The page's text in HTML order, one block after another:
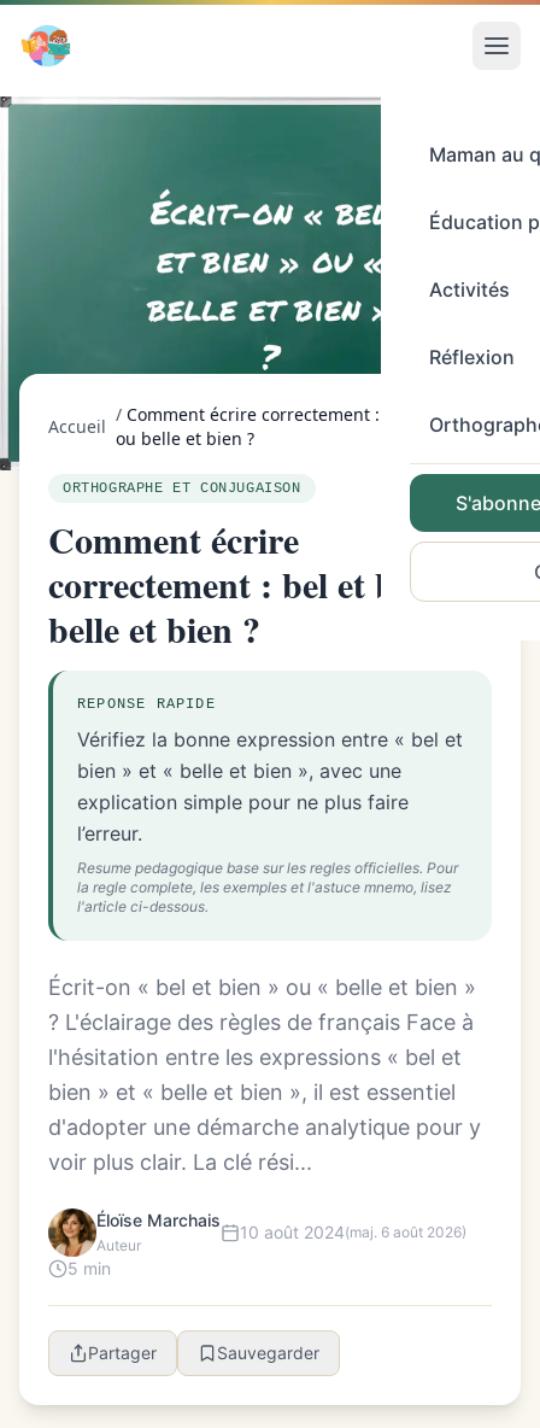
Maman au
Éducation
Activités
Réflexion
Accueil
/ Comment écrire correctement : bel et bien
ou belle et bien ?
ORTHOGRAPHE ET CONJUGAISON
Comment écrire
correctement : bel et bien ou
belle et bien ?
REPONSE RAPIDE
Vérifiez la bonne expression entre « bel et
bien » et « belle et bien », avec une
explication simple pour ne plus faire
l’erreur.
Resume pedagogique base sur les regles officielles. Pour
la regle complete, les exemples et l'astuce mnemo, lisez
l'article ci-dessous.
Écrit-on « bel et bien » ou « belle et bien »
? L'éclairage des règles de français Face à
l'hésitation entre les expressions « bel et
bien » et « belle et bien », il est essentiel
d'adopter une démarche analytique pour y
voir plus clair. La clé rési...
Éloïse Marchais
Auteur
10 août 2024(maj. 6 août 2026)
5 min
Partager Sauvegarder